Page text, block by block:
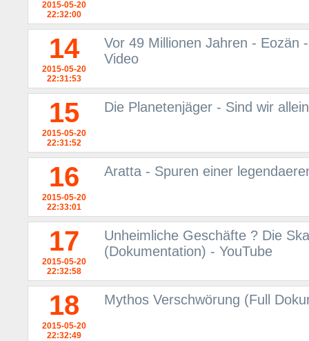
2015-05-20
22:32:00
14
2015-05-20
22:31:53
Vor 49 Millionen Jahren - Eozän
Video
15
2015-05-20
22:31:52
Die Planetenjäger - Sind wir
16
2015-05-20
22:33:01
Aratta - Spuren einer
17
2015-05-20
22:32:58
Unheimliche Geschäfte ? Die
(Dokumentation) - YouTube
18
2015-05-20
22:32:49
Mythos Verschwörung (Full